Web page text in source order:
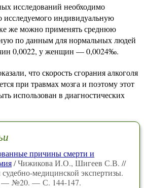
исследований необходимо
исследуемого индивидуальную
же можно применять среднюю
по данным для нормальных людей
0,0022, у женщин — 0,0024‰.
что скорость сгорания алкоголя
при травмах мозга и поэтому этот
использован в диагностических
причины смерти и
/ Чижикова И.О., Шигеев С.В. //
медицинской экспертизы.
— №20. — С. 144-147.